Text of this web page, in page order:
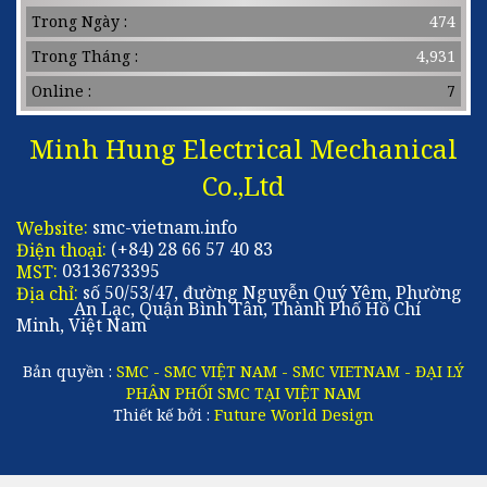
MÁY SẤY KHÍ SMC
khí nén Festo Việt Nam
Thanh dẫn Hướng THK
EBMPAPST VIỆT NAM
Trong Ngày :
474
Trong Tháng :
4,931
Online :
7
Minh Hung Electrical Mechanical
Co.,Ltd
Website: smc-vietnam.info
Điện thoại: (+84) 28 66 57 40 83
MST: 0313673395
Địa chỉ: số 50/53/47, đường Nguyễn Quý Yêm, Phường
An Lạc, Quận Bình Tân, Thành Phố Hồ Chí
Minh, Việt Nam
Bản quyền : SMC - SMC VIỆT NAM - SMC VIETNAM - ĐẠI LÝ
PHÂN PHỐI SMC TẠI VIỆT NAM
Thiết kế bởi : Future World Design